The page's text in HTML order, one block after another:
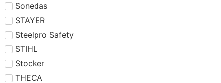
Sonedas
STAYER
Steelpro Safety
STIHL
Stocker
THECA